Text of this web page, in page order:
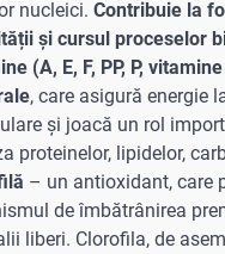
nucleici. Contribuie la
și cursul proceselor
(A, E, F, PP, P,
, care asigură energie
și joacă un rol
proteinelor, lipidelor,
– un antioxidant, care
de îmbătrânirea
liberi. Clorofila, de